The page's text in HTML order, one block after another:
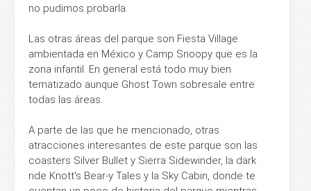
no pudimos probarla.
Las otras áreas del parque son Fiesta Village
ambientada en México y Camp Snoopy que es la
zona infantil. En general está todo muy bien
tematizado aunque Ghost Town sobresale entre
todas las áreas.
A parte de las que he mencionado, otras
atracciones interesantes de este parque son las
coasters Silver Bullet y Sierra Sidewinder, la dark
ride Knott's Bear-y Tales y la Sky Cabin, donde te